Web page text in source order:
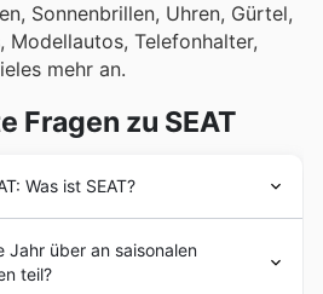
Sonnenbrillen, Uhren, Gürtel,
Modellautos, Telefonhalter,
mehr an.
Fragen zu SEAT
Was ist SEAT?
"Instituto Nacional de
und FIAT gegründet.
Jahr über an saisonalen
teil?